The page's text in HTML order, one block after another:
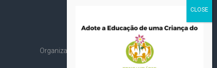
Organização Social Cristã Espírita André Luiz